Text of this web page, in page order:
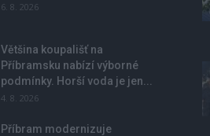
6. 8. 2026
Většina koupališť na
Příbramsku nabízí výborné
podmínky. Horší voda je jen...
4. 8. 2026
Příbram modernizuje